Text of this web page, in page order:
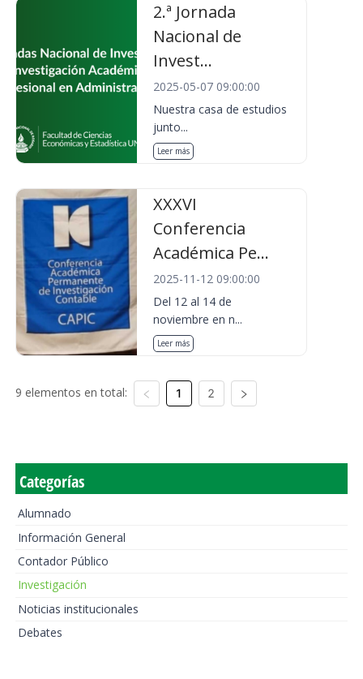
2.ª Jornada
Nacional de
Invest...
2025-05-07 09:00:00
Nuestra casa de estudios
junto...
Leer más
XXXVI
Conferencia
Académica Pe...
2025-11-12 09:00:00
Del 12 al 14 de
noviembre en n...
Leer más
9 elementos en total: 1 2
Categorías
Alumnado
Información General
Contador Público
Investigación
Noticias institucionales
Debates